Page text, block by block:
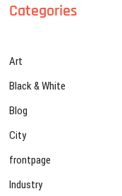
Categories
Art
Black & White
Blog
City
frontpage
Industry